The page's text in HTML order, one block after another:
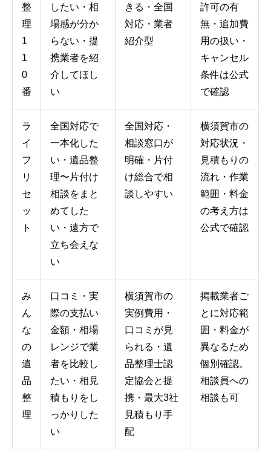
整
理
1
1
0
番
したい・相
場感が分か
らない・提
携業者を紹
介してほし
い
きる・全国
対応・業者
紹介型
許可の有
無・追加費
用の扱い・
キャンセル
条件は公式
で確認
ラ
イ
フ
リ
セ
ッ
ト
全国対応で
一本化した
い・遺品整
理〜片付け
相談をまと
めてした
い・遠方で
立ち会えな
い
全国対応・
相談窓口が
明確・片付
け総合で相
談しやすい
横須賀市の
対応状況・
見積もりの
流れ・作業
範囲・料金
の考え方は
公式で確認
み
ん
な
の
遺
品
整
理
口コミ・実
際の支払い
金額・相場
レンジで業
者を比較し
たい・相見
積もりをし
っかりした
い
横須賀市の
実例費用・
口コミが見
られる・遺
品整理士認
定協会と提
携・最大3社
見積もり手
配
掲載業者ご
とに対応範
囲・料金が
異なるため
個別確認。
相談員への
相談も可